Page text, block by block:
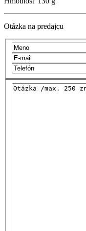
Otázka na predajcu